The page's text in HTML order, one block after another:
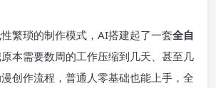
繁琐的制作模式，AI搭建起了一套全自
原本需要数周的工作压缩到几天、甚至几
创作流程，普通人零基础也能上手，全